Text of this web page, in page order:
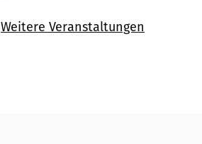
Weitere Veranstaltungen